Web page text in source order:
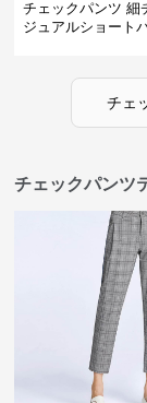
チェックパンツ 細
ジュアルショート
チェ
チェックパンツ